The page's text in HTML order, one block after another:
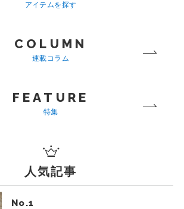
アイテムを探す
COLUMN
連載コラム
FEATURE
特集
人気記事
No.